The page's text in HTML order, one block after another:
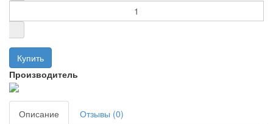
Производитель
Описание Отзывы (0)